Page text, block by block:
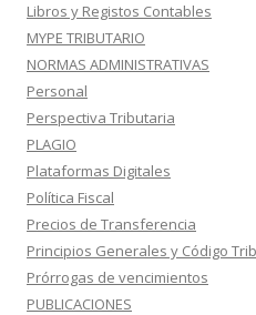
Libros y Registos Contables
MYPE TRIBUTARIO
NORMAS ADMINISTRATIVAS
Personal
Perspectiva Tributaria
PLAGIO
Plataformas Digitales
Política Fiscal
Precios de Transferencia
Principios Generales y Código
Prórrogas de vencimientos
PUBLICACIONES